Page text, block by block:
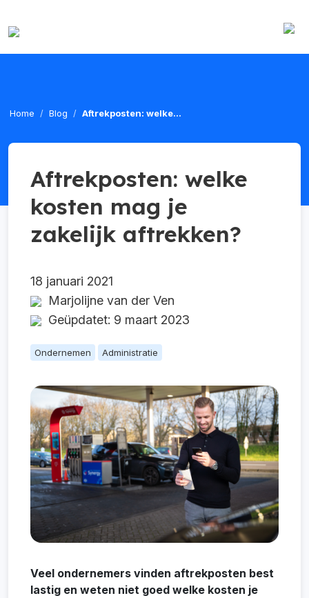
Home Blog Aftrekposten: welke...
Aftrekposten: welke
kosten mag je
zakelijk aftrekken?
18 januari 2021
Marjolijne van der Ven
Geüpdatet: 9 maart 2023
Ondernemen Administratie
Veel ondernemers vinden aftrekposten best
lastig en weten niet goed welke kosten je